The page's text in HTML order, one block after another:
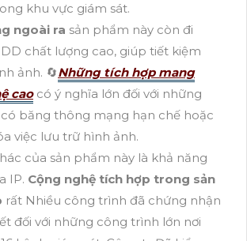
khu vực giám sát.
ngoài ra sản phẩm này còn đi
chất lượng cao, giúp tiết kiệm
ảnh. 🔄Những tích hợp mang
caocó ý nghĩa lớn đối với những
băng thông mạng hạn chế hoặc
việc lưu trữ hình ảnh.
của sản phẩm này là khả năng
IP. Cộng nghệ tích hợp trong sản
rất Nhiều công trình đã chứng nhận
đối với những công trình lớn nơi